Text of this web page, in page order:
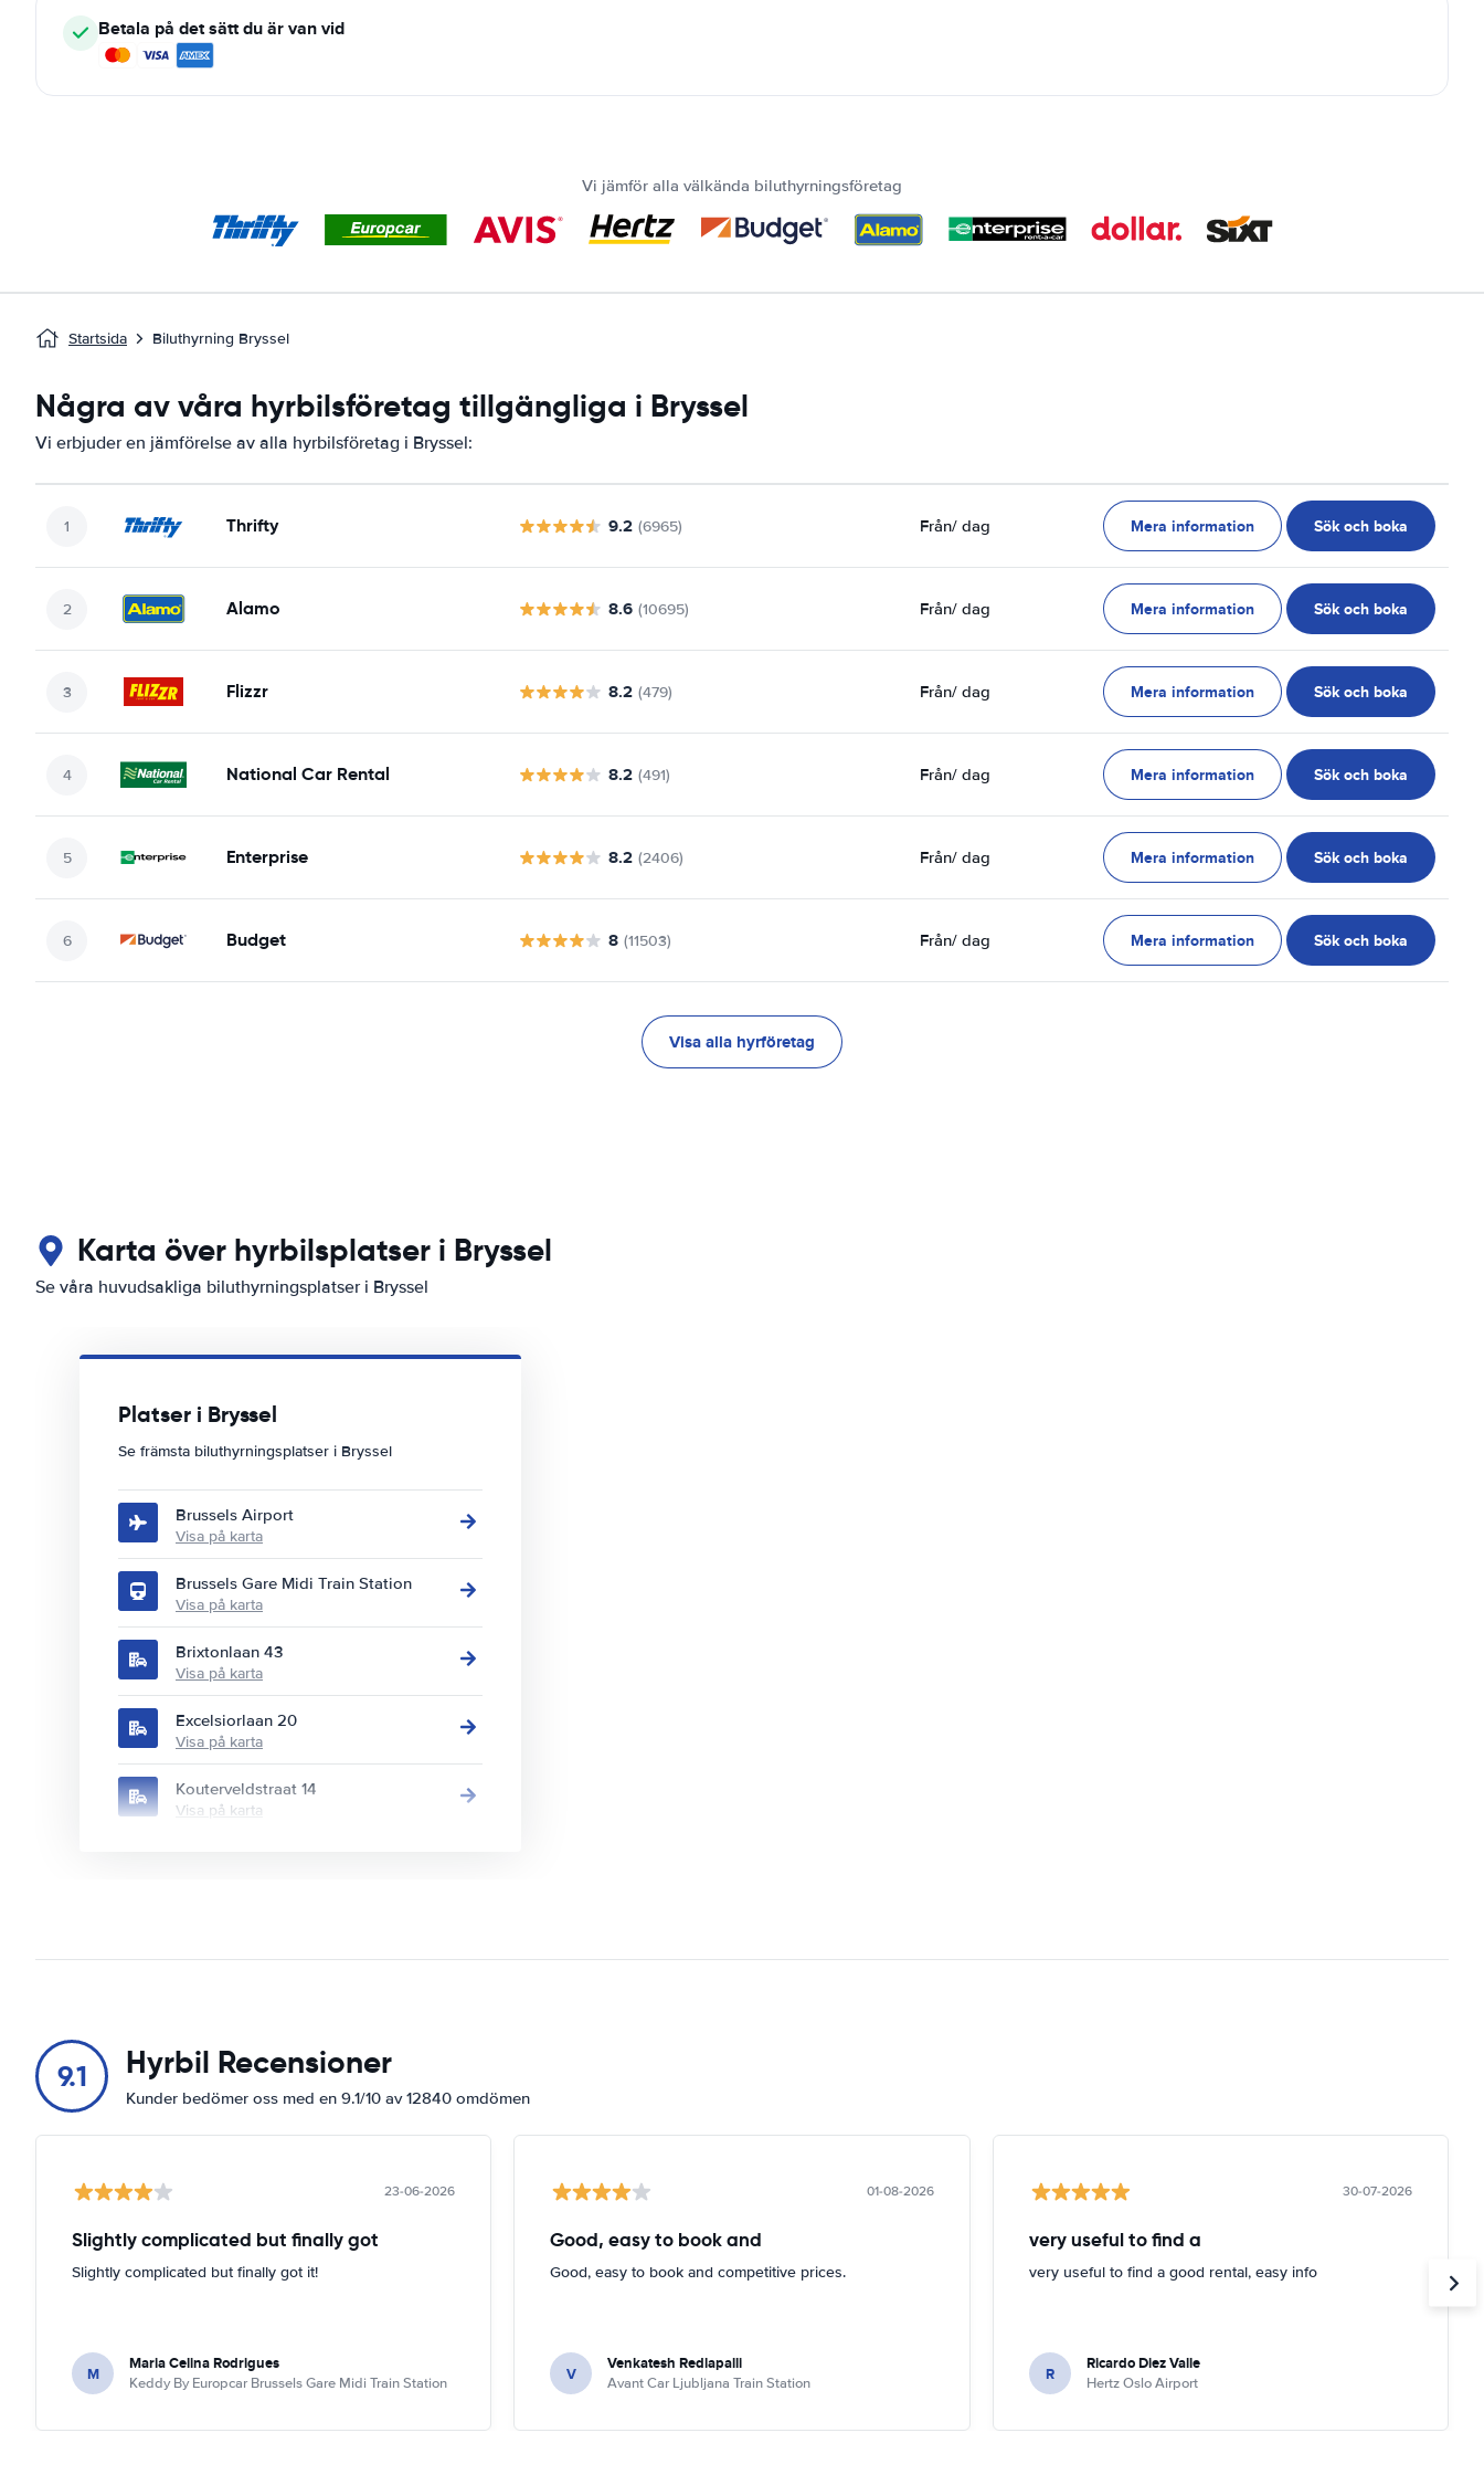
Betala på det sätt du är van vid
Vi jämför alla välkända biluthyrningsföretag
Startsida Biluthyrning Bryssel
Några av våra hyrbilsföretag tillgängliga i Bryssel
Vi erbjuder en jämförelse av alla hyrbilsföretag i Bryssel:
Thrifty 9.2 (6965) Från/ dag Mera information Sök och boka
Alamo 8.6 (10695) Från/ dag Mera information Sök och boka
Flizzr 8.2 (479) Från/ dag Mera information Sök och boka
National Car Rental 8.2 (491) Från/ dag Mera information Sök och boka
Enterprise 8.2 (2406) Från/ dag Mera information Sök och boka
Budget 8 (11503) Från/ dag Mera information Sök och boka
Visa alla hyrföretag
Karta över hyrbilsplatser i Bryssel
Se våra huvudsakliga biluthyrningsplatser i Bryssel
Platser i Bryssel
Se främsta biluthyrningsplatser i Bryssel
Brussels Airport
Visa på karta
Brussels Gare Midi Train Station
Visa på karta
Brixtonlaan 43
Visa på karta
Excelsiorlaan 20
Visa på karta
Kouterveldstraat 14
Visa på karta
9.1 Hyrbil Recensioner
Kunder bedömer oss med en 9.1/10 av 12840 omdömen
23-06-2026
Slightly complicated but finally got
Slightly complicated but finally got it!
M Maria Celina Rodrigues
Keddy By Europcar Brussels Gare Midi Train Station
01-08-2026
Good, easy to book and
Good, easy to book and competitive prices.
V Venkatesh Redlapalli
Avant Car Ljubljana Train Station
30-07-2026
very useful to find a
very useful to find a good rental, easy info
R Ricardo Diez Valle
Hertz Oslo Airport